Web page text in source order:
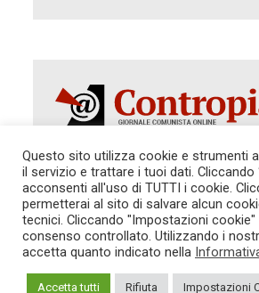
Autorizzazione del Tribunale di Roma 286
dicembre 2014. Direttore Responsabile:
Cararo. Indirizzo: V.Casalbruciato 27- sc. B
Tel. 06.640.122.19 -
TG CONTROPIANO
LINK CONSIGLIATI
Questo sito utilizza cookie e strumenti
il servizio e trattare i tuoi dati. Cliccando
acconsenti all'uso di TUTTI i cookie.
permetterai al sito di salvare alcun
tecnici. Cliccando "Impostazioni
consenso controllato. Utilizzando i
accetta quanto indicato nella
Accetta tutti Rifiuta Impostazioni